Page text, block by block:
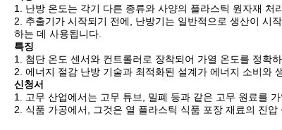
난방 온도는 각기 다른 종류와 사양의 플라스틱 원자재 처
추출기가 시작되기 전에, 난방기는 일반적으로 생산이 시
하는 데 사용됩니다.
특징
첨단 온도 센서와 컨트롤러로 장착되어 가열 온도를 정확
에너지 절감 난방 기술과 최적화된 설계가 에너지 소비와
신청서
고무 산업에서는 고무 튜브, 밀폐 등과 같은 고무 원료를
식품 가공에서, 그것은 열 플라스틱 식품 포장 재료의 진